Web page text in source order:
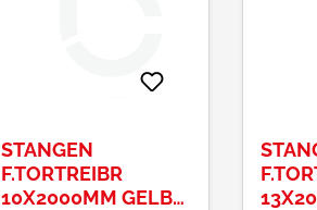
STANGEN
F.TORTREIBR
10X2000MM GELB-